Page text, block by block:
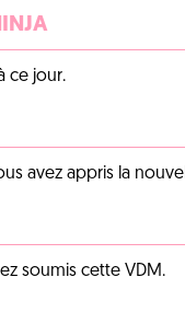
ce jour.
avez appris la
soumis cette VDM.